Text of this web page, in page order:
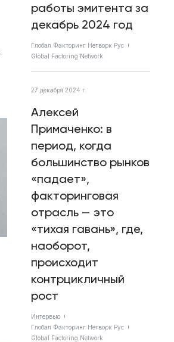
работы эмитента за
декабрь 2024 год
Глобал Факторинг Нетворк Рус
Global Factoring Network
27 декабря 2024 г.
Алексей
Примаченко: в
период, когда
большинство рынков
«падает»,
факторинговая
отрасль — это
«тихая гавань», где,
наоборот,
происходит
контрцикличный
рост
Интервью
Глобал Факторинг Нетворк Рус
Global Factoring Network